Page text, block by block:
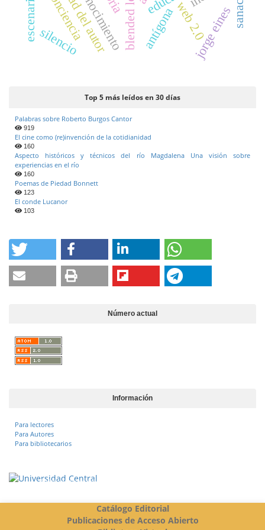
web 2.0
antígona jorge eines
conciencia
silencio
escenario
Top 5 más leídos en 30 días
Palabras sobre Roberto Burgos Cantor
919
El cine como (re)invención de la cotidianidad
160
Aspecto históricos y técnicos del río Magdalena Una visión sobre
experiencias en el río
160
Poemas de Piedad Bonnett
123
El conde Lucanor
103
Número actual
Información
Para lectores
Para Autores
Para bibliotecarios
Vigilada Mineducación
Catálogo Editorial
Publicaciones de Acceso Abierto